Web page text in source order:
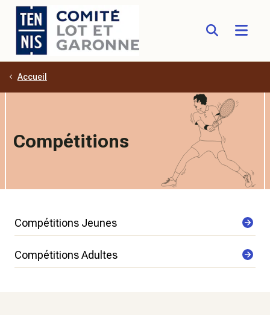
Aller au contenu principal
Accueil
Compétitions
Compétitions Jeunes
Compétitions Adultes